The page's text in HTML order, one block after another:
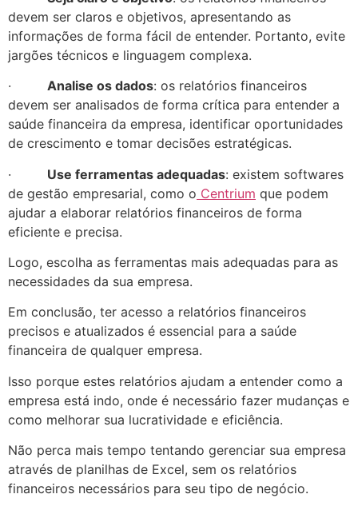
devem ser claros e objetivos, apresentando as
informações de forma fácil de entender. Portanto, evite
jargões técnicos e linguagem complexa.
· Analise os dados: os relatórios financeiros
devem ser analisados ​​de forma crítica para entender a
saúde financeira da empresa, identificar oportunidades
de crescimento e tomar decisões estratégicas.
· Use ferramentas adequadas: existem softwares
de gestão empresarial, como o Centrium que podem
ajudar a elaborar relatórios financeiros de forma
eficiente e precisa.
Logo, escolha as ferramentas mais adequadas para as
necessidades da sua empresa.
Em conclusão, ter acesso a relatórios financeiros
precisos e atualizados é essencial para a saúde
financeira de qualquer empresa.
Isso porque estes relatórios ajudam a entender como a
empresa está indo, onde é necessário fazer mudanças e
como melhorar sua lucratividade e eficiência.
Não perca mais tempo tentando gerenciar sua empresa
através de planilhas de Excel, sem os relatórios
financeiros necessários para seu tipo de negócio.